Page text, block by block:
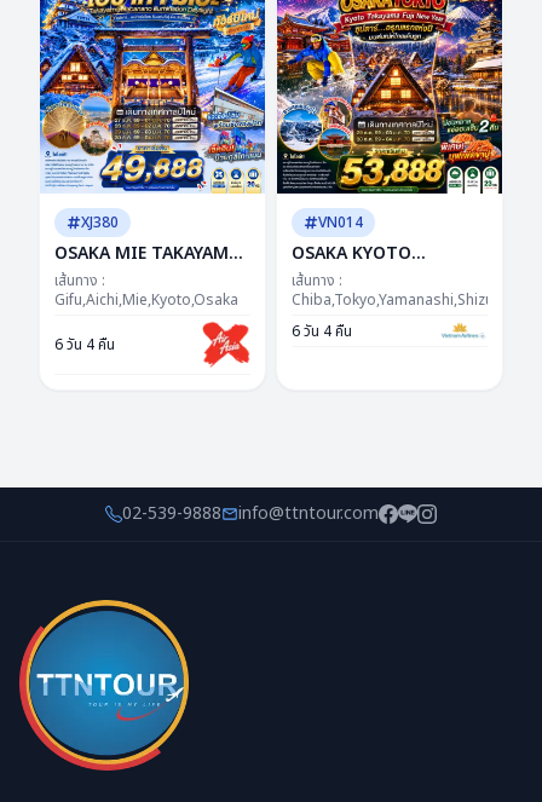
XJ380
OSAKA MIE TAKAYAMA
NABANANO
ILLUMINATION
DAYFLIGHT BY XJ 6D
4N"ซุปตาร์...เสน่ห์แห่งอิเสะ
หิมะแห่งกิฟุ ต้อนรับปีใหม่"
เส้นทาง :
Gifu,Aichi,Mie,Kyoto,Osaka
6 วัน 4 คืน
VN014
OSAKA KYOTO
TAKAYAMA FUJI TOKYO
NEW YEAR 6D4N BY VN
-- DEC'26 - JAN'27 ---
เส้นทาง :
6 วัน 4 คืน
02-539-9888 info@ttntour.com